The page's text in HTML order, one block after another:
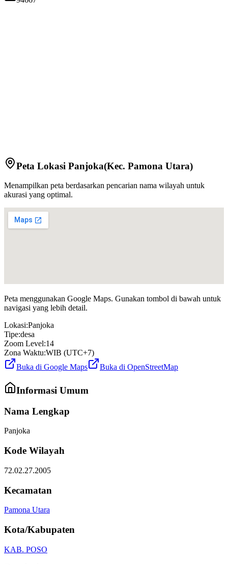
Peta Lokasi Panjoka(Kec. Pamona Utara)
Menampilkan peta berdasarkan pencarian nama wilayah untuk
akurasi yang optimal.
Peta menggunakan Google Maps. Gunakan tombol di bawah untuk
navigasi yang lebih detail.
Lokasi:Panjoka
Tipe:desa
Zoom Level:14
Zona Waktu:WIB (UTC+7)
Buka di Google Maps
Buka di OpenStreetMap
Informasi Umum
Nama Lengkap
Panjoka
Kode Wilayah
72.02.27.2005
Kecamatan
Pamona Utara
Kota/Kabupaten
KAB. POSO